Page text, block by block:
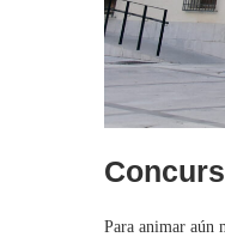
Para animar aún